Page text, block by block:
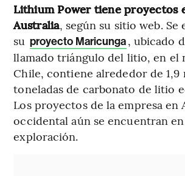
Lithium Power tiene proyectos
Australia, según su sitio web. Se
su proyecto Maricunga, ubicado
llamado triángulo del litio, en el
Chile, contiene alrededor de 1,9
toneladas de carbonato de litio
Los proyectos de la empresa en
occidental aún se encuentran
exploración.